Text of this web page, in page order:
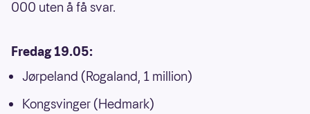
000 uten å få svar.
Fredag 19.05:
Jørpeland (Rogaland, 1 million)
Kongsvinger (Hedmark)